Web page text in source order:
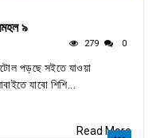
৯
279 0
পড়ছে সইতে যাওয়া
যাবো শিশি...
Read More